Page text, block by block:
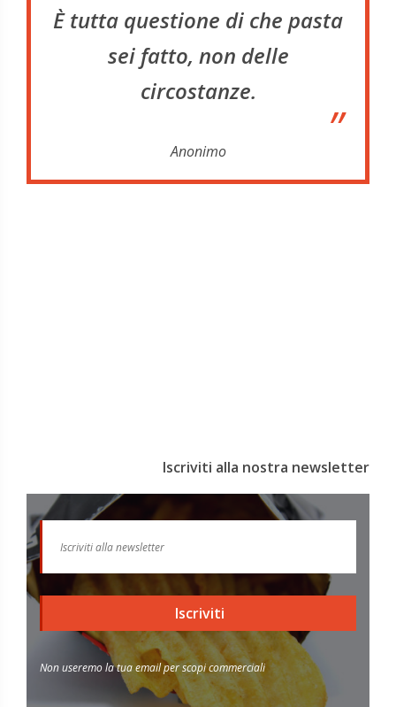
È tutta questione di che pasta
sei fatto, non delle
circostanze.
”
Anonimo
Iscriviti alla nostra newsletter
Iscriviti
Non useremo la tua email per scopi commerciali